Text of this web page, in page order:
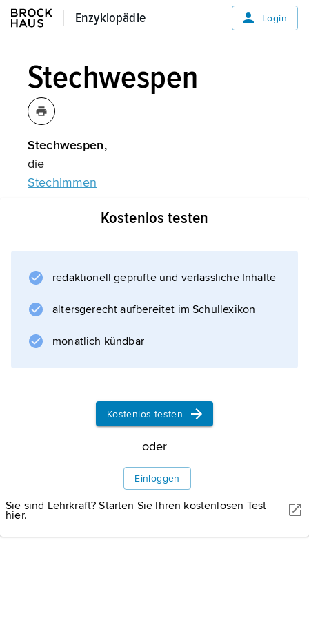
Enzyklopädie
Enzyklopädie Login
Stechwespen
Stechwespen,
die
Stechimmen
Informationen zum Artikel
Kostenlos testen
redaktionell geprüfte und verlässliche Inhalte
altersgerecht aufbereitet im Schullexikon
monatlich kündbar
Kostenlos testen
oder
Einloggen
Sie sind Lehrkraft? Starten Sie Ihren kostenlosen Test
hier.